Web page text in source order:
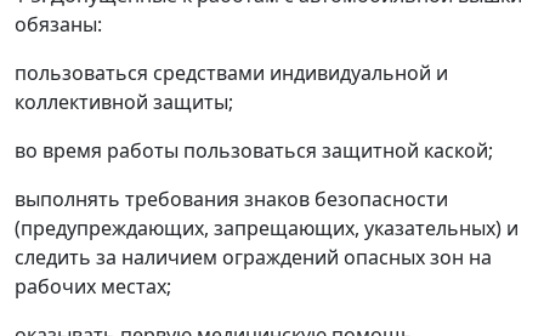
обязаны:
пользоваться средствами индивидуальной и
коллективной защиты;
во время работы пользоваться защитной каской;
выполнять требования знаков безопасности
(предупреждающих, запрещающих, указательных) и
следить за наличием ограждений опасных зон на
рабочих местах;